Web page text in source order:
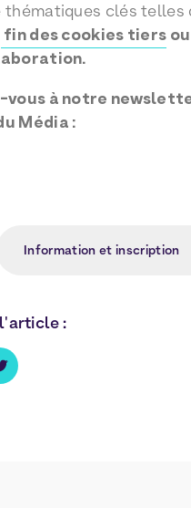
thématiques clés telles
fin des cookies tiers
vous à notre
Média :
Information et inscription
: